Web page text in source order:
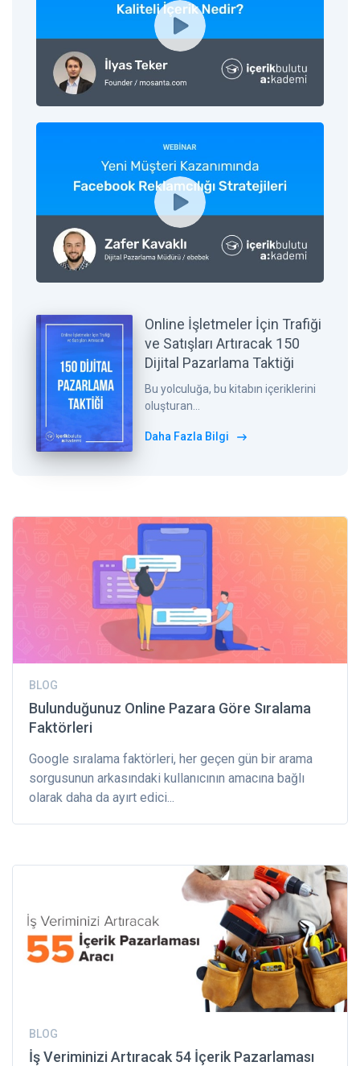
Online İşletmeler İçin Trafiği
ve Satışları Artıracak 150
Dijital Pazarlama Taktiği
Bu yolculuğa, bu kitabın içeriklerini
oluşturan...
Daha Fazla Bilgi
BLOG
Bulunduğunuz Online Pazara Göre Sıralama
Faktörleri
Google sıralama faktörleri, her geçen gün bir arama
sorgusunun arkasındaki kullanıcının amacına bağlı
olarak daha da ayırt edici...
BLOG
İş Veriminizi Artıracak 54 İçerik Pazarlaması